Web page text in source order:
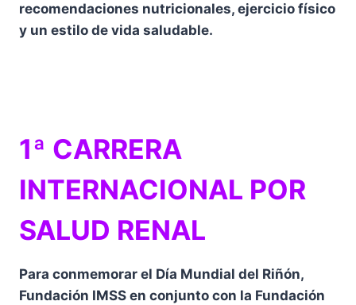
recomendaciones nutricionales, ejercicio físico
y un estilo de vida saludable.
1ª CARRERA
INTERNACIONAL POR
SALUD RENAL
Para conmemorar el Día Mundial del Riñón,
Fundación IMSS en conjunto con la Fundación